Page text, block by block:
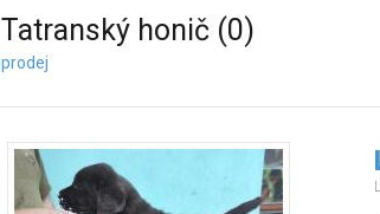
Tatranský honič (0)
prodej